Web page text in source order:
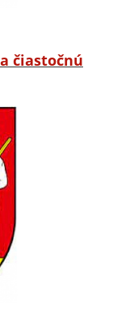
čiastočnú